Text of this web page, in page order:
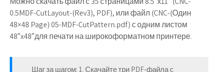
0.5MDF-CutLayout-(Rev3), PDF), или файл (CNC-(Один
48×48 Page) 05-MDF-CutPattern.pdf) с одним листом
48″x48″для печати на широкоформатном принтере.
Шаг за шагом: 1. Скачайте три PDF-файла с